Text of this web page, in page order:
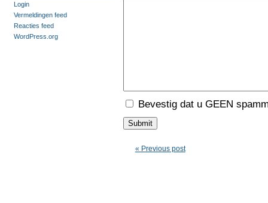
Bevestig dat u GEEN
« Previous post
Login
Vermeldingen feed
Reacties feed
WordPress.org